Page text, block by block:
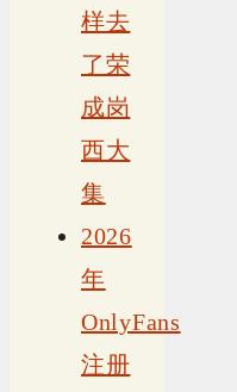
样去
了荣
成岗
西大
集
2026
年
OnlyFans
注册